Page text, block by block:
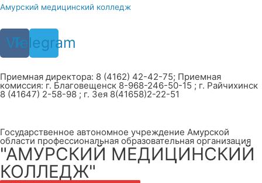
Перейти
содержимому
Амурский медицинский колледж
Vk
Telegram
Приемная директора: 8 (4162) 42-42-75; Приемная
комиссия: г. Благовещенск 8-968-246-50-15 ; г. Райчихинск
8 (41647) 2-58-98 ; г. Зея 8(41658)2-22-51
Государственное автономное учреждение Амурской
области профессиональная образовательная организация
"АМУРСКИЙ МЕДИЦИНСКИЙ
КОЛЛЕДЖ"